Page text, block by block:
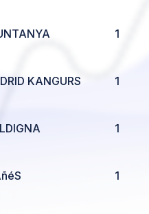
1
KANGURS 1
1
1